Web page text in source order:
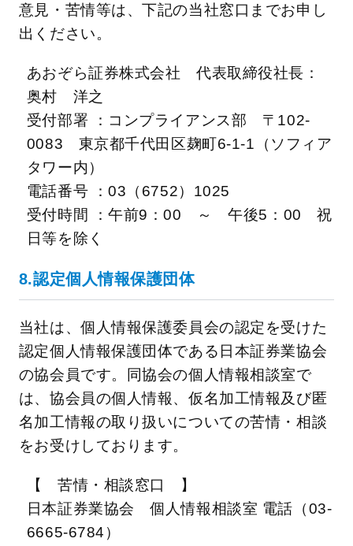
意見・苦情等は、下記の当社窓口までお申し
出ください。
あおぞら証券株式会社 代表取締役社長：
奥村 洋之
受付部署 ：コンプライアンス部 〒102-
0083 東京都千代田区麹町6-1-1（ソフィア
タワー内）
電話番号 ：03（6752）1025
受付時間 ：午前9：00 ～ 午後5：00 祝
日等を除く
8.認定個人情報保護団体
当社は、個人情報保護委員会の認定を受けた
認定個人情報保護団体である日本証券業協会
の協会員です。同協会の個人情報相談室で
は、協会員の個人情報、仮名加工情報及び匿
名加工情報の取り扱いについての苦情・相談
をお受けしております。
【 苦情・相談窓口 】
日本証券業協会 個人情報相談室 電話（03-
6665-6784）